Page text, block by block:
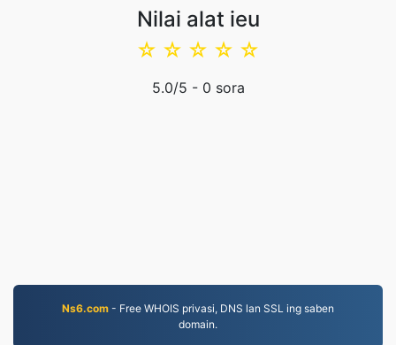
Nilai alat ieu
☆
☆
☆
☆
☆
5.0/5 - 0 sora
Ns6.com - Free WHOIS privasi, DNS lan SSL ing saben
domain.